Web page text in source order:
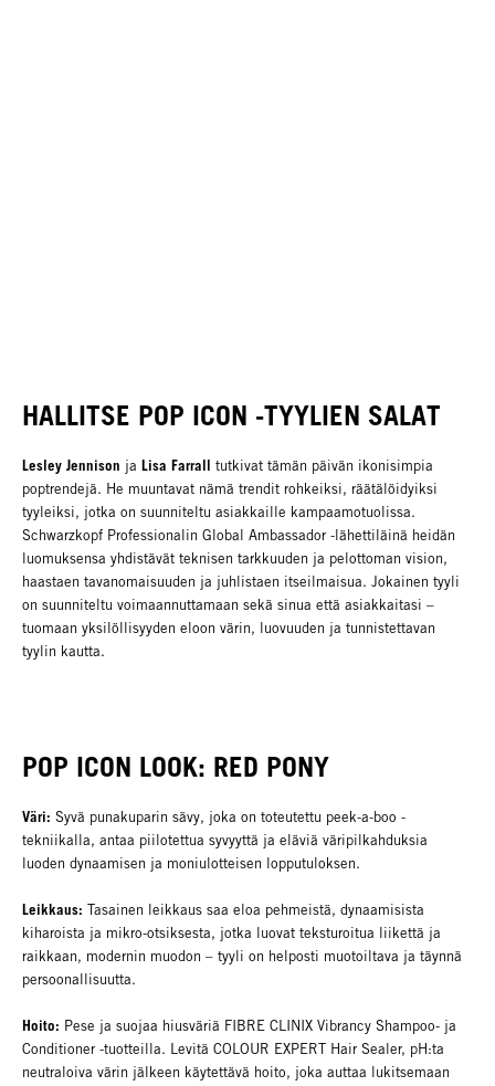
HALLITSE POP ICON -TYYLIEN SALAT
Lesley Jennison ja Lisa Farrall tutkivat tämän päivän ikonisimpia
poptrendejä. He muuntavat nämä trendit rohkeiksi, räätälöidyiksi
tyyleiksi, jotka on suunniteltu asiakkaille kampaamotuolissa.
Schwarzkopf Professionalin Global Ambassador -lähettiläinä heidän
luomuksensa yhdistävät teknisen tarkkuuden ja pelottoman vision,
haastaen tavanomaisuuden ja juhlistaen itseilmaisua. Jokainen tyyli
on suunniteltu voimaannuttamaan sekä sinua että asiakkaitasi –
tuomaan yksilöllisyyden eloon värin, luovuuden ja tunnistettavan
tyylin kautta.
POP ICON LOOK: RED PONY
Väri: Syvä punakuparin sävy, joka on toteutettu peek-a-boo -
tekniikalla, antaa piilotettua syvyyttä ja eläviä väripilkahduksia
luoden dynaamisen ja moniulotteisen lopputuloksen.
Leikkaus: Tasainen leikkaus saa eloa pehmeistä, dynaamisista
kiharoista ja mikro-otsiksesta, jotka luovat teksturoitua liikettä ja
raikkaan, modernin muodon – tyyli on helposti muotoiltava ja täynnä
persoonallisuutta.
Hoito: Pese ja suojaa hiusväriä FIBRE CLINIX Vibrancy Shampoo- ja
Conditioner -tuotteilla. Levitä COLOUR EXPERT Hair Sealer, pH:ta
neutraloiva värin jälkeen käytettävä hoito, joka auttaa lukitsemaan